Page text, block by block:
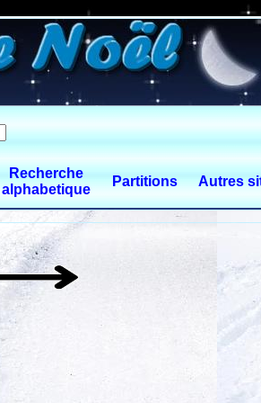
Recherche
alphabetique
Partitions Autres